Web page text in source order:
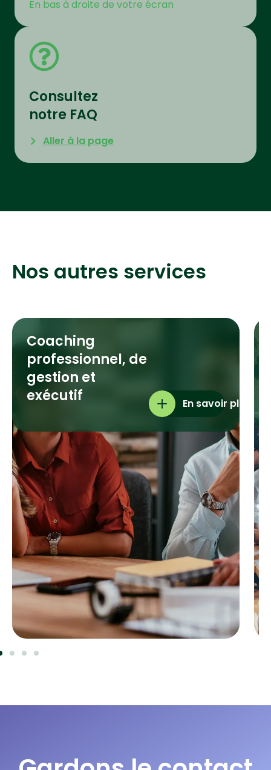
En bas à droite de votre écran
Consultez
notre FAQ
Aller à la page
Nos autres services
Coaching
professionnel, de
gestion et
exécutif
En savoir plus